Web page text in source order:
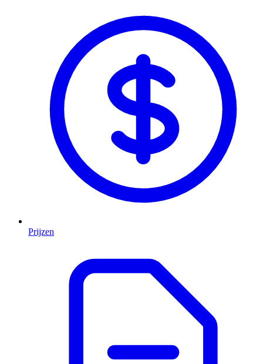
Prijzen